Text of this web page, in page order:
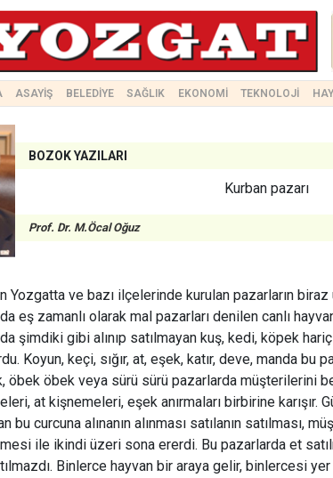
ASAYİŞ BELEDİYE SAĞLIK EKONOMİ TEKNOLOJİ
BOZOK YAZILARI
Kurban pazarı
Prof. Dr. M.Öcal Oğuz
Yozgatta ve bazı ilçelerinde kurulan pazarların
eş zamanlı olarak mal pazarları denilen canlı
şimdiki gibi alınıp satılmayan kuş, kedi, köpek
Koyun, keçi, sığır, at, eşek, katır, deve, manda bu
öbek öbek veya sürü sürü pazarlarda müşterilerini
at kişnemeleri, eşek anırmaları birbirine karışır.
bu curcuna alınanın alınması satılanın satılması,
ile ikindi üzeri sona ererdi. Bu pazarlarda et
Binlerce hayvan bir araya gelir, binlercesi